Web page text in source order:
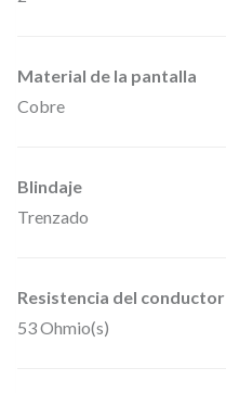
s
X
R
m
Material de la pantalla
Cobre
Blindaje
Trenzado
Resistencia del conductor
53 Ohmio(s)